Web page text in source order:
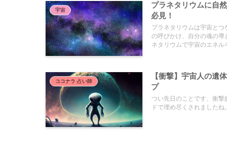
宇宙
プラネタリウムに自
必見！
プラネタリウムは宇宙と
の呼びかけ、自分の魂の
ネタリウムで宇宙のエネ
ココナラ 占い師
【衝撃】宇宙人の遺
プ
つい先日のことです、衝
ドで埋め尽くされましたね